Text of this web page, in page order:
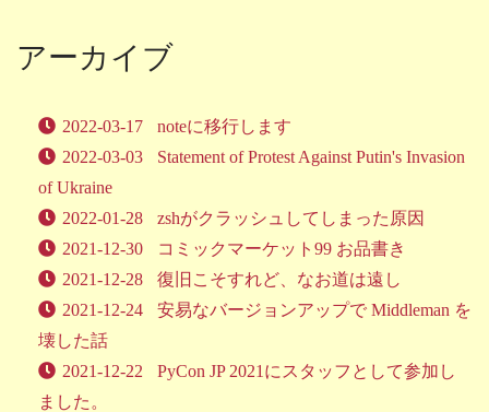
アーカイブ
2022-03-17
noteに移行します
2022-03-03
Statement of Protest Against Putin's Invasion
of Ukraine
2022-01-28
zshがクラッシュしてしまった原因
2021-12-30
コミックマーケット99 お品書き
2021-12-28
復旧こそすれど、なお道は遠し
2021-12-24
安易なバージョンアップで Middleman を
壊した話
2021-12-22
PyCon JP 2021にスタッフとして参加し
ました。